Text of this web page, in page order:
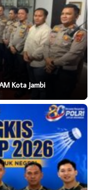
Kota Jambi